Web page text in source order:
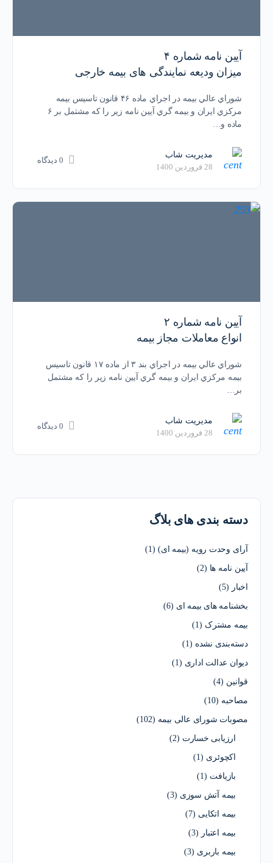
آیین نامه شماره ۴
میزان ودیعه نمایندگی های بیمه خارجی
شوراي عالي بيمه در اجراي ماده ۴۶ قانون تاسيس بيمه
مركزي ايران و بيمه گري آيين نامه زير را كه مشتمل بر ۶
ماده و…
مدیریت شاب
28 فروردین 1400
0 دیدگاه
آیين نامه شماره ۲
انواع معاملات مجاز بیمه
شوراي عالي بيمه در اجراي بند ۳ از ماده ۱۷ قانون تاسيس
بيمه مركزي ايران و بيمه گري آيين نامه زير را كه مشتمل
بر…
مدیریت شاب
28 فروردین 1400
0 دیدگاه
دسته بندی های بلاگ
آرای وحدت رویه (بیمه ای)(1)
آیین نامه ها (2)
اخبار (5)
بخشنامه های بیمه ای (6)
بیمه مشترک (1)
دسته‌بندی نشده (1)
دیوان عدالت اداری (1)
قوانین (4)
مصاحبه (10)
مصوبات شورای عالی بیمه (102)
ارزیابی خسارت (2)
اکچوئری (1)
بازیافت (1)
بیمه آتش سوزی (3)
بیمه اتکایی (7)
بیمه اعتبار (3)
بیمه باربری (3)